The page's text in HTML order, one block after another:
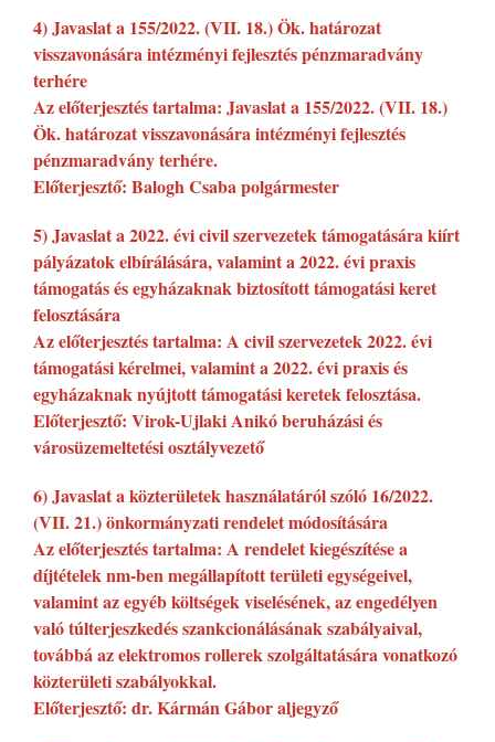
4) Javaslat a 155/2022. (VII. 18.) Ök. határozat
visszavonására intézményi fejlesztés pénzmaradvány
terhére
Az előterjesztés tartalma: Javaslat a 155/2022. (VII. 18.)
Ök. határozat visszavonására intézményi fejlesztés
pénzmaradvány terhére.
Előterjesztő: Balogh Csaba polgármester
5) Javaslat a 2022. évi civil szervezetek támogatására kiírt
pályázatok elbírálására, valamint a 2022. évi praxis
támogatás és egyházaknak biztosított támogatási keret
felosztására
Az előterjesztés tartalma: A civil szervezetek 2022. évi
támogatási kérelmei, valamint a 2022. évi praxis és
egyházaknak nyújtott támogatási keretek felosztása.
Előterjesztő: Virok-Ujlaki Anikó beruházási és
városüzemeltetési osztályvezető
6) Javaslat a közterületek használatáról szóló 16/2022.
(VII. 21.) önkormányzati rendelet módosítására
Az előterjesztés tartalma: A rendelet kiegészítése a
díjtételek nm-ben megállapított területi egységeivel,
valamint az egyéb költségek viselésének, az engedélyen
való túlterjeszkedés szankcionálásának szabályaival,
továbbá az elektromos rollerek szolgáltatására vonatkozó
közterületi szabályokkal.
Előterjesztő: dr. Kármán Gábor aljegyző